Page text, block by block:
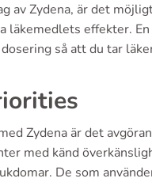
av Zydena, är det
läkemedlets effekter.
dosering så att du tar
Zydena är det
med känd
De som